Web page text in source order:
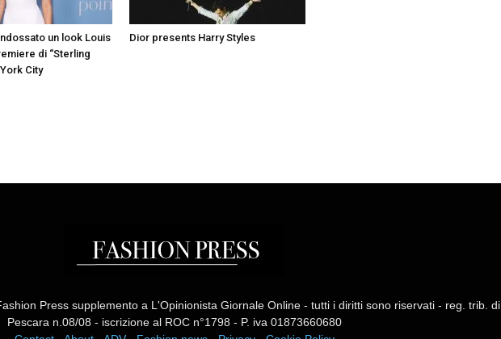
un look Louis
di “Sterling
City
Dior presents Harry Styles
Press supplemento a L'Opinionista Giornale Online - tutti i diritti sono riservati - reg. trib. di
Pescara n.08/08 - iscrizione al ROC n°1798 - P. iva 01873660680